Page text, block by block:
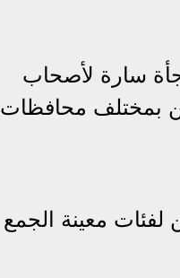
سارة لأصحاب
10 مليون و700 ألف مواطن بمختلف محافظات
لفئات معينة الجمع